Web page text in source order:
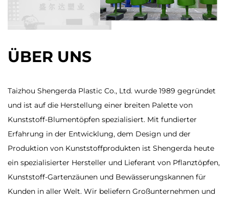
ÜBER UNS
Taizhou Shengerda Plastic Co., Ltd. wurde 1989 gegründet
und ist auf die Herstellung einer breiten Palette von
Kunststoff-Blumentöpfen spezialisiert. Mit fundierter
Erfahrung in der Entwicklung, dem Design und der
Produktion von Kunststoffprodukten ist Shengerda heute
ein spezialisierter Hersteller und Lieferant von Pflanztöpfen,
Kunststoff-Gartenzäunen und Bewässerungskannen für
Kunden in aller Welt. Wir beliefern Großunternehmen und